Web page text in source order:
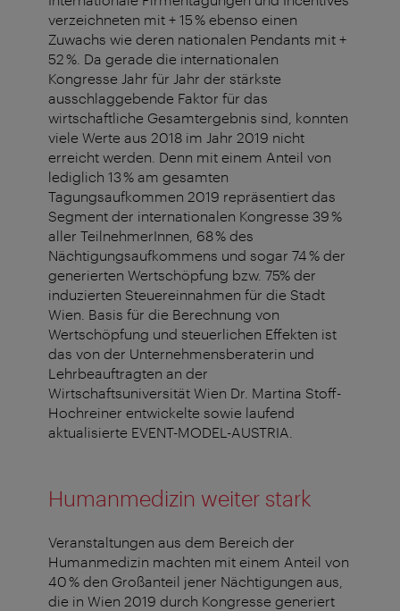
verzeichneten mit + 15 % ebenso einen
Zuwachs wie deren nationalen Pendants mit +
52 %. Da gerade die internationalen
Kongresse Jahr für Jahr der stärkste
ausschlaggebende Faktor für das
wirtschaftliche Gesamtergebnis sind, konnten
viele Werte aus 2018 im Jahr 2019 nicht
erreicht werden. Denn mit einem Anteil von
lediglich 13 % am gesamten
Tagungsaufkommen 2019 repräsentiert das
Segment der internationalen Kongresse 39 %
aller TeilnehmerInnen, 68 % des
Nächtigungsaufkommens und sogar 74 % der
generierten Wertschöpfung bzw. 75% der
induzierten Steuereinnahmen für die Stadt
Wien. Basis für die Berechnung von
Wertschöpfung und steuerlichen Effekten ist
das von der Unternehmensberaterin und
Lehrbeauftragten an der
Wirtschaftsuniversität Wien Dr. Martina Stoff-
Hochreiner entwickelte sowie laufend
aktualisierte EVENT-MODEL-AUSTRIA.
Humanmedizin weiter stark
Veranstaltungen aus dem Bereich der
Humanmedizin machten mit einem Anteil von
40 % den Großanteil jener Nächtigungen aus,
die in Wien 2019 durch Kongresse generiert